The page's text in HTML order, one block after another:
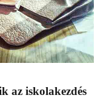
az iskolakezdés